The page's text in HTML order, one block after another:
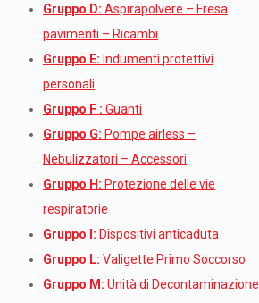
Gruppo D: Aspirapolvere – Fresa
pavimenti – Ricambi
Gruppo E: Indumenti protettivi
personali
Gruppo F : Guanti
Gruppo G: Pompe airless –
Nebulizzatori – Accessori
Gruppo H: Protezione delle vie
respiratorie
Gruppo I: Dispositivi anticaduta
Gruppo L: Valigette Primo Soccorso
Gruppo M: Unità di Decontaminazione